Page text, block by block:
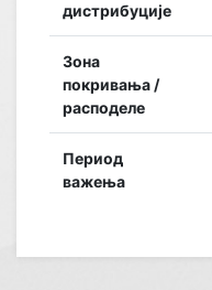
дистрибуције
Зона
покривања /
расподеле
Период
важења